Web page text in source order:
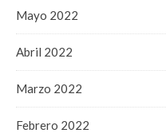
Mayo 2022
Abril 2022
Marzo 2022
Febrero 2022